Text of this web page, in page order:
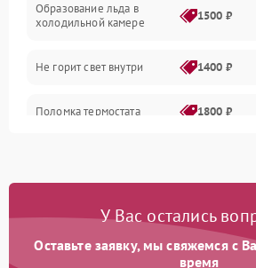
Образование льда в
холодильной камере
1500 ₽
Не горит свет внутри 1400 ₽
Поломка термостата 1800 ₽
Образование конденсата
1800 ₽
У Вас остались
Оставьте заявку, мы свяжемся с
время